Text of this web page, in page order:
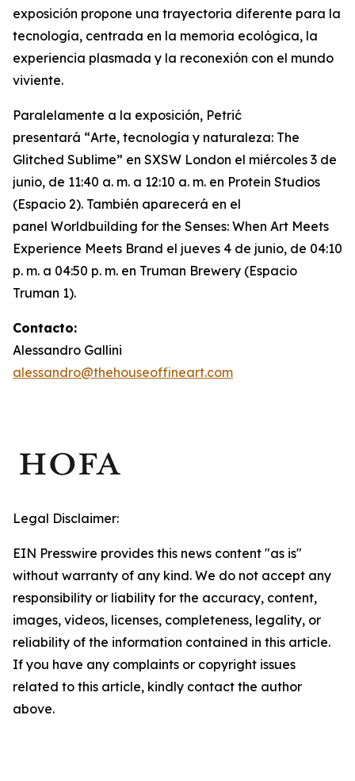
exposición propone una trayectoria diferente para la
tecnología, centrada en la memoria ecológica, la
experiencia plasmada y la reconexión con el mundo
viviente.
Paralelamente a la exposición, Petrić
presentará “Arte, tecnología y naturaleza: The
Glitched Sublime” en SXSW London el miércoles 3 de
junio, de 11:40 a. m. a 12:10 a. m. en Protein Studios
(Espacio 2). También aparecerá en el
panel Worldbuilding for the Senses: When Art Meets
Experience Meets Brand el jueves 4 de junio, de 04:10
p. m. a 04:50 p. m. en Truman Brewery (Espacio
Truman 1).
Contacto:
Alessandro Gallini
alessandro@thehouseoffineart.com
Legal Disclaimer:
EIN Presswire provides this news content "as is"
without warranty of any kind. We do not accept any
responsibility or liability for the accuracy, content,
images, videos, licenses, completeness, legality, or
reliability of the information contained in this article.
If you have any complaints or copyright issues
related to this article, kindly contact the author
above.